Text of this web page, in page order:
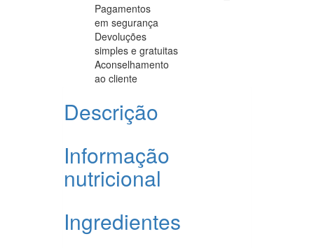
Pagamentos
em segurança
Devoluções
simples e gratuitas
Aconselhamento
ao cliente
Descrição
Informação
nutricional
Ingredientes